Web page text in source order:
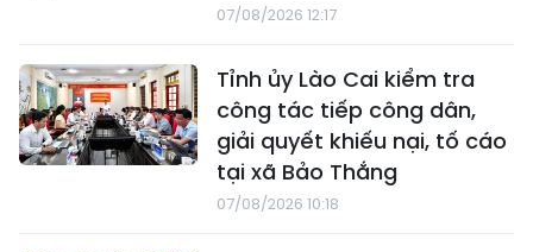
07/08/2026 12:17
Tỉnh ủy Lào Cai kiểm tra
công tác tiếp công dân,
giải quyết khiếu nại, tố cáo
tại xã Bảo Thắng
07/08/2026 10:18